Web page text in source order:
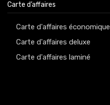
Carte d’affaires
Carte d'affaires économique
Carte d'affaires deluxe
Carte d'affaires laminé